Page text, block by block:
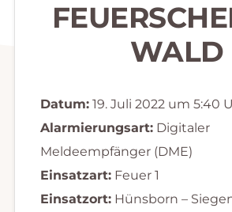
WALD
Datum:19. Juli 2022 um 5:40
Alarmierungsart:Digitaler
Meldeempfänger (DME)
Einsatzart:Feuer 1
Einsatzort:Hünsborn –